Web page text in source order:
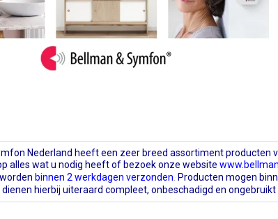
Nederland heeft een zeer breed assortiment producten
alles wat u nodig heeft of bezoek onze website
binnen 2 werkdagen verzonden Producten mogen
hierbij uiteraard compleet, onbeschadigd en ongebruikt